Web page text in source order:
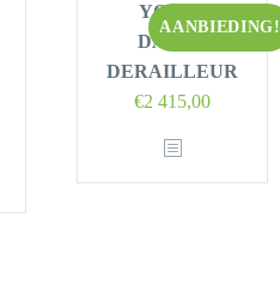
AANBIEDING!
YOORS
DAMES
DERAILLEUR
Oorspronkelijke
was:
€3
€2 415,00Huidige
€2